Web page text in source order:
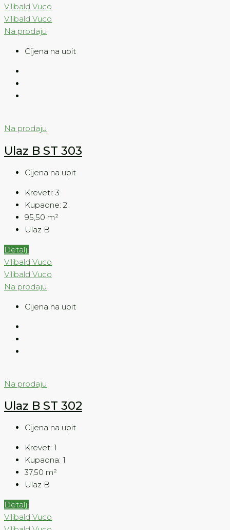
Vilibald Vuco
Vilibald Vuco
Na prodaju
Cijena na upit
Na prodaju
Ulaz B ST 303
Cijena na upit
Kreveti: 3
Kupaone: 2
95,50 m²
Ulaz B
Detalji
Vilibald Vuco
Vilibald Vuco
Na prodaju
Cijena na upit
Na prodaju
Ulaz B ST 302
Cijena na upit
Krevet: 1
Kupaona: 1
37,50 m²
Ulaz B
Detalji
Vilibald Vuco